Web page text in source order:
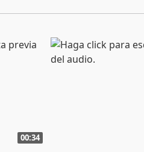
00:34